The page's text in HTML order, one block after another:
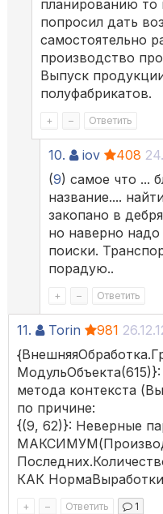
планированию то
попросил дать
самостоятельно
производство
Выпуск
полуфабрикатов.
+ – Ответить
10. iov 408
(9) самое что ...
название....
закопано в
но наверно
поиски.
порадую..
+ – Ответить
11. Torin 981
метода контекста
по причине:
{(9, 62)}: Неверные
КАК НормаВыработки
+ – Ответить 1